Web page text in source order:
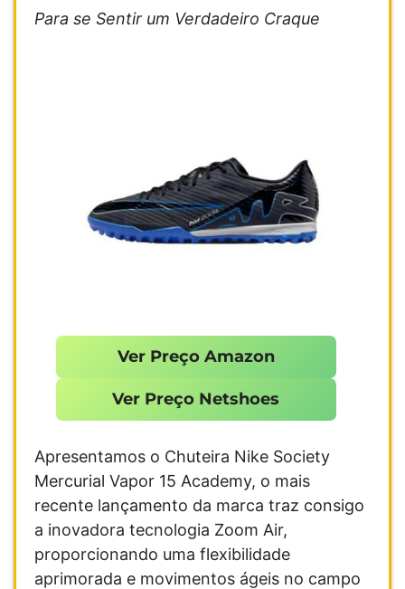
Para se Sentir um Verdadeiro Craque
Ver Preço Amazon
Ver Preço Netshoes
Apresentamos o Chuteira Nike Society
Mercurial Vapor 15 Academy, o mais
recente lançamento da marca traz consigo
a inovadora tecnologia Zoom Air,
proporcionando uma flexibilidade
aprimorada e movimentos ágeis no campo